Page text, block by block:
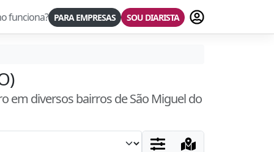
funciona? PARA EMPRESAS SOU DIARISTA Fazer login
em diversos bairrosde São Miguel do